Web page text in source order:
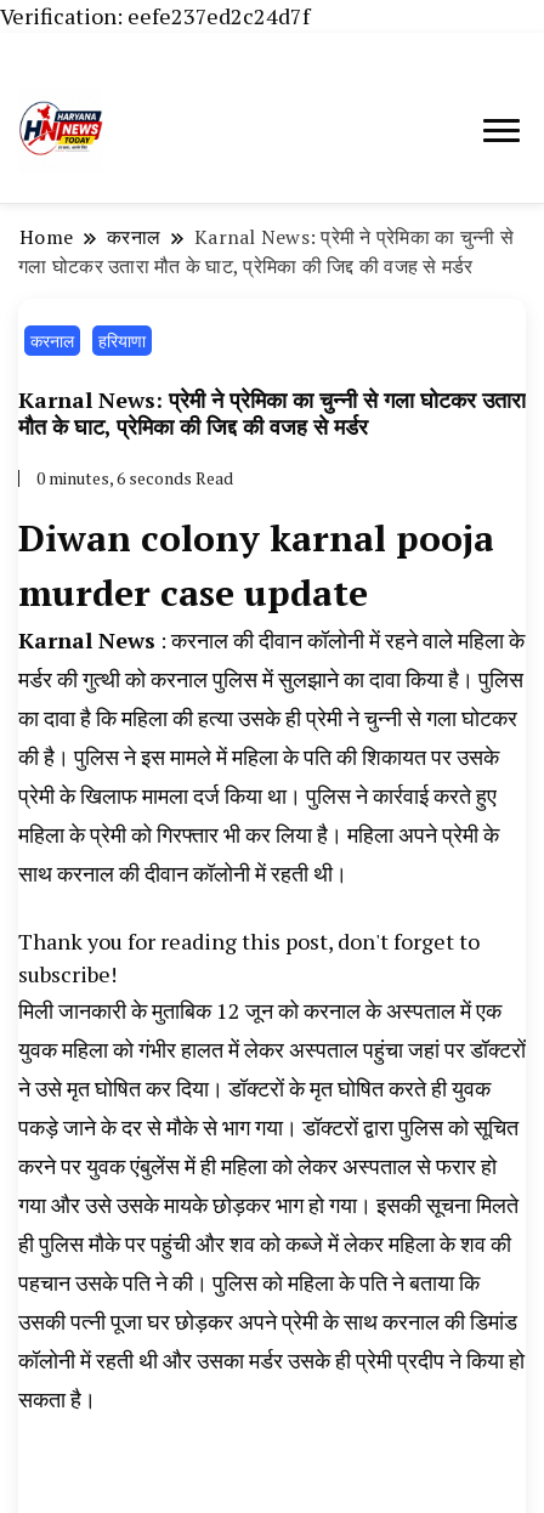
Verification: eefe237ed2c24d7f
हांसी, जींद और हरियाणा की ताजा खबरें
Haryana News Today, Haryana Live, Live
चैनल, Haryana News Today, Latest News
Hisar, Hisar Breaking News, Hansi News
News Live, Hansi News Live, Haryana ki
Taaja Khabar, Haryana Crime News Today,
Weather Update in Haryana, Weather Alert
Haryana Police Fir, Haryana Portet Update
News, Student Portest News, Kisan Protest
News, AHN News, Abtak Haryana News,
Home करनाल
Karnal News: प्रेमी ने प्रेमिका का चुन्नी से
गला घोटकर उतारा मौत के घाट, प्रेमिका की जिद्द की वजह से मर्डर
करनाल हरियाणा
Karnal News: प्रेमी ने प्रेमिका का चुन्नी से गला घोटकर उतारा
मौत के घाट, प्रेमिका की जिद्द की वजह से मर्डर
0 minutes, 6 seconds Read
Diwan colony karnal pooja
murder case update
Karnal News : करनाल की दीवान कॉलोनी में रहने वाले महिला के
मर्डर की गुत्थी को करनाल पुलिस में सुलझाने का दावा किया है। पुलिस
का दावा है कि महिला की हत्या उसके ही प्रेमी ने चुन्नी से गला घोटकर
की है। पुलिस ने इस मामले में महिला के पति की शिकायत पर उसके
प्रेमी के खिलाफ मामला दर्ज किया था। पुलिस ने कार्रवाई करते हुए
महिला के प्रेमी को गिरफ्तार भी कर लिया है। महिला अपने प्रेमी के
साथ करनाल की दीवान कॉलोनी में रहती थी।
Thank you for reading this post, don't forget to
subscribe!
मिली जानकारी के मुताबिक 12 जून को करनाल के अस्पताल में एक
युवक महिला को गंभीर हालत में लेकर अस्पताल पहुंचा जहां पर डॉक्टरों
ने उसे मृत घोषित कर दिया। डॉक्टरों के मृत घोषित करते ही युवक
पकड़े जाने के दर से मौके से भाग गया। डॉक्टरों द्वारा पुलिस को सूचित
करने पर युवक एंबुलेंस में ही महिला को लेकर अस्पताल से फरार हो
गया और उसे उसके मायके छोड़कर भाग हो गया। इसकी सूचना मिलते
ही पुलिस मौके पर पहुंची और शव को कब्जे में लेकर महिला के शव की
पहचान उसके पति ने की। पुलिस को महिला के पति ने बताया कि
उसकी पत्नी पूजा घर छोड़कर अपने प्रेमी के साथ करनाल की डिमांड
कॉलोनी में रहती थी और उसका मर्डर उसके ही प्रेमी प्रदीप ने किया हो
सकता है।